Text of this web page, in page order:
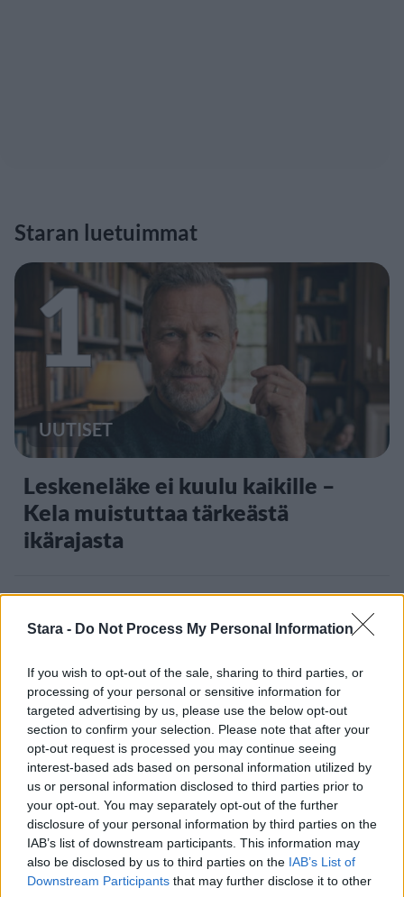
Stara - Do Not Process My Personal Information
If you wish to opt-out of the sale, sharing to third parties, or
processing of your personal or sensitive information for
targeted advertising by us, please use the below opt-out
section to confirm your selection. Please note that after your
opt-out request is processed you may continue seeing
interest-based ads based on personal information utilized by
us or personal information disclosed to third parties prior to
your opt-out. You may separately opt-out of the further
disclosure of your personal information by third parties on the
IAB’s list of downstream participants. This information may
also be disclosed by us to third parties on the IAB’s List of
Downstream Participants that may further disclose it to other
Staran luetuimmat
1
UUTISET
Leskeneläke ei kuulu kaikille –
Kela muistuttaa tärkeästä
ikärajasta
2
MATKAILU
Finnairin lennoista osan lentää
jatkossa toinen lentoyhtiö –
matkustajille tärkeä rajoitus